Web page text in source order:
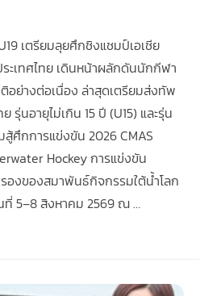
เตรียมลุยศึกชิงแชมป์เอเชีย
ะเทศไทย เดินหน้าผลักดันนักกีฬา
อย่างต่อเนื่อง ล่าสุดเตรียมส่งทัพ
นอายุไม่เกิน 15 ปี (U15) และรุ่น
สู้ศึกการแข่งขัน 2026 CMAS
Hockey การแข่งขัน
องของสมาพันธ์กิจกรรมใต้น้ำโลก
ที่ 5–8 สิงหาคม 2569 ณ …